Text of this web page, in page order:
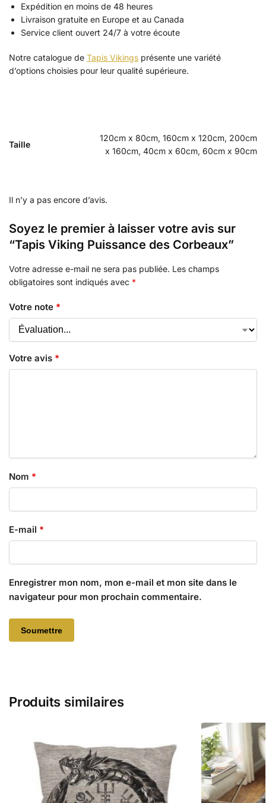
Expédition en moins de 48 heures
Livraison gratuite en Europe et au Canada
Service client ouvert 24/7 à votre écoute
Notre catalogue de Tapis Vikings présente une variété
d’options choisies pour leur qualité supérieure.
Taille
120cm x 80cm, 160cm x 120cm, 200cm
x 160cm, 40cm x 60cm, 60cm x 90cm
Il n’y a pas encore d’avis.
Soyez le premier à laisser votre avis sur
“Tapis Viking Puissance des Corbeaux”
Votre adresse e-mail ne sera pas publiée. Les champs
obligatoires sont indiqués avec *
Votre note *
Votre avis *
Nom *
E-mail *
Enregistrer mon nom, mon e-mail et mon site dans le
navigateur pour mon prochain commentaire.
Produits similaires